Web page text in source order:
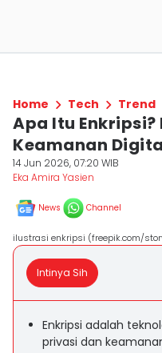
Home Tech Trend
Apa Itu
Keamanan
14 Jun 2026, 07:20 WIB
Eka Amira Yasien
News Channel
ilustrasi enkripsi (freepik.com/
Intinya Sih
Enkripsi adalah
privasi dan